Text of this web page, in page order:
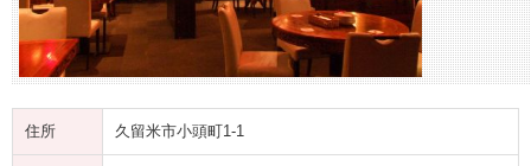
住所 久留米市小頭町1-1